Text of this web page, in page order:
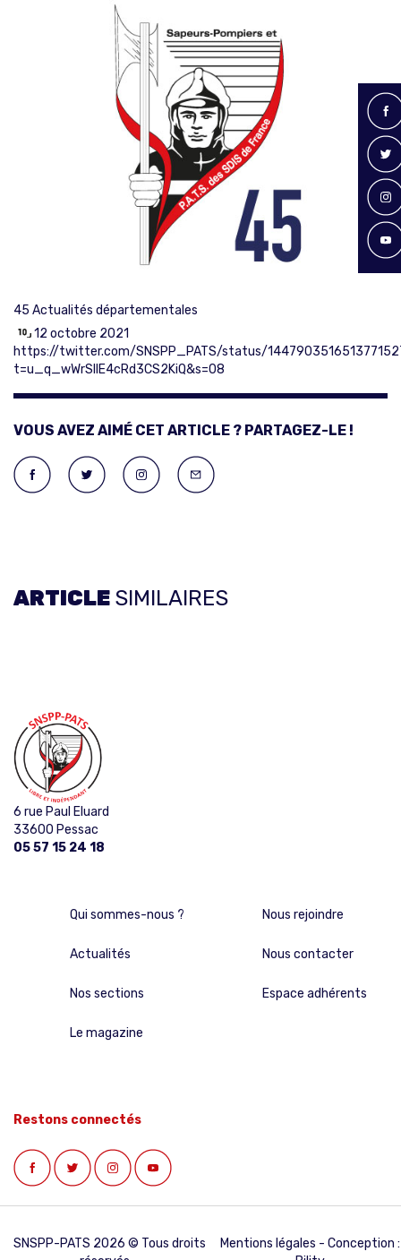
45 Actualités départementales
12 octobre 2021
https://twitter.com/SNSPP_PATS/status/
t=u_q_wWrSlIE4cRd3CS2KiQ&s=08
VOUS AVEZ AIMÉ CET ARTICLE ? PARTAGEZ-LE !
ARTICLE SIMILAIRES
6 rue Paul Eluard
33600 Pessac
05 57 15 24 18
Qui sommes-nous ?
Actualités
Nos sections
Le magazine
Nous rejoindre
Nous contacter
Espace adhérents
Restons connectés
SNSPP-PATS 2026 © Tous droits
Mentions légales - Conception :